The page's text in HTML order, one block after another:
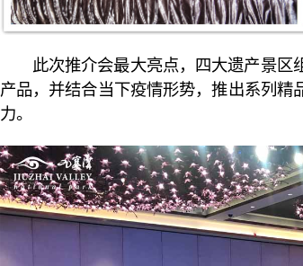
此次推介会最大亮点，四大遗产景
产品，并结合当下疫情形势，推出系列
力。